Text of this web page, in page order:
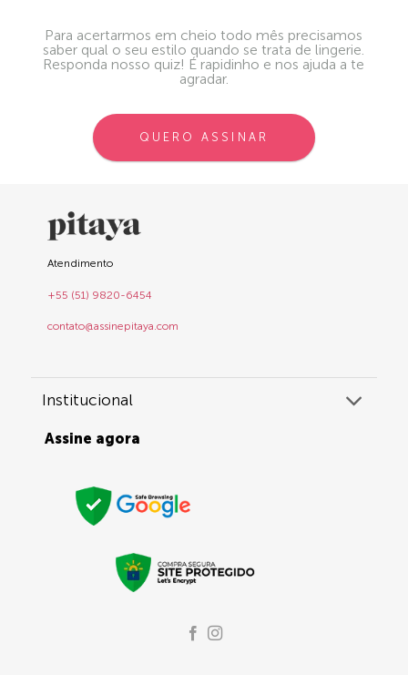
Para acertarmos em cheio todo mês precisamos
saber qual o seu estilo quando se trata de lingerie.
Responda nosso quiz! É rapidinho e nos ajuda a te
agradar.
QUERO ASSINAR
Atendimento
+55 (51) 9820-6454
contato@assinepitaya.com
Institucional
Assine agora